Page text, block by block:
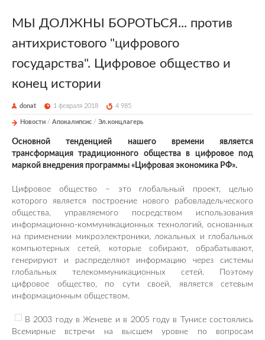
МЫ ДОЛЖНЫ БОРОТЬСЯ... против
антихристового "цифрового
государства". Цифровое общество и
конец истории
donat 1 февраля 2018 4 985
Новости / Апокалипсис / Эл.концлагерь
Основной тенденцией нашего времени является
трансформация традиционного общества в цифровое под
маркой внедрения программы «Цифровая экономика РФ».
Цифровое общество – это глобальный проект, целью
которого является построение нового рабовладельческого
общества, управляемого посредством использования
информационно-коммуникационных технологий, основанных
на применении микроэлектроники, локальных и глобальных
компьютерных сетей, которые собирают, обрабатывают,
генерируют и распределяют информацию через системы
глобальных телекоммуникационных сетей. Поэтому
цифровое общество, по сути своей, является сетевым
информационным обществом.
В 2003 году в Женеве и в 2005 году в Тунисе состоялись
Всемирные встречи на высшем уровне по вопросам